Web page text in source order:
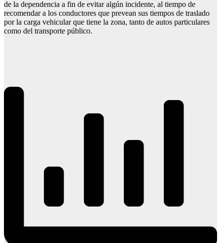
de la dependencia a fin de evitar algún incidente, al tiempo de
recomendar a los conductores que prevean sus tiempos de traslado
por la carga vehicular que tiene la zona, tanto de autos particulares
como del transporte público.